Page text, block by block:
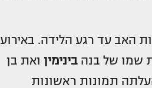
האב עד רגע הלידה. באירוע
שמו של בנה בינימין ואת בן
תמונות ראשונות